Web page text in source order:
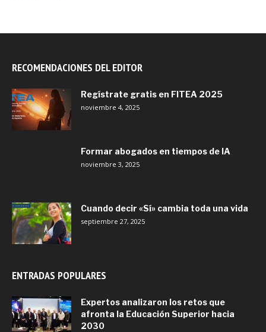
RECOMENDACIONES DEL EDITOR
Regístrate gratis en FITEA 2025
noviembre 4, 2025
Formar abogados en tiempos de IA
noviembre 3, 2025
Cuando decir «Sí» cambia toda una vida
septiembre 27, 2025
ENTRADAS POPULARES
Expertos analizaron los retos que
afronta la Educación Superior hacia
2030